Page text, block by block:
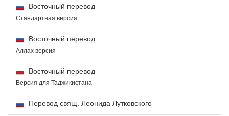
Восточный перевод
Стандартная версия
Восточный перевод
Аллах версия
Восточный перевод
Версия для Таджикистана
Перевод свящ. Леонида Лутковского